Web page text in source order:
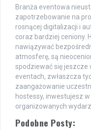
Branża eventowa
zapotrzebowanie na
rosnącej digitalizacji i
coraz bardziej ceniony.
nawiązywać
atmosferę, są
spodziewać się jeszcze
eventach, zwłaszcza
zaangażowanie
hostessy, inwestujesz
organizowanych
Podobne Posty: